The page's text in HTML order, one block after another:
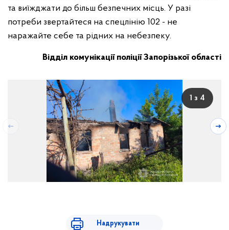
та виїжджати до більш безпечних місць. У разі
потреби звертайтеся на спецлінію 102 - не
наражайте себе та рідних на небезпеку.
Відділ комунікації поліції Запорізької області
1 з 4
Надрукувати